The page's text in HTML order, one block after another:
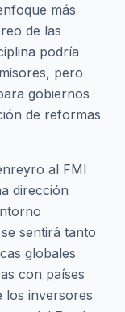
más
de las
podría
pero
gobiernos
de reformas
al FMI
dirección
sentirá tanto
globales
con países
los inversores